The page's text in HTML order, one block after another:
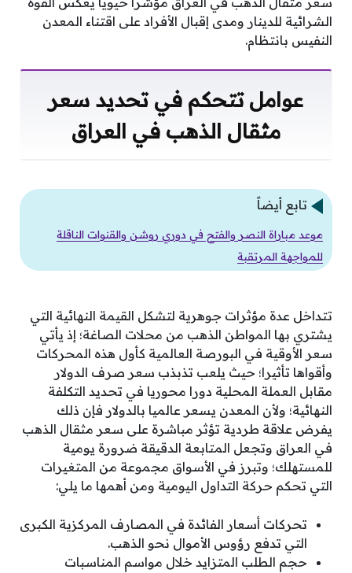
الشرائية للدينار ومدى إقبال الأفراد على اقتناء المعدن
النفيس بانتظام.
عوامل تتحكم في تحديد سعر
مثقال الذهب في العراق
تابع أيضاً
موعد مباراة النصر والفتح في دوري روشن والقنوات الناقلة
للمواجهة المرتقبة
تتداخل عدة مؤثرات جوهرية لتشكل القيمة النهائية التي
يشتري بها المواطن الذهب من محلات الصاغة؛ إذ يأتي
سعر الأوقية في البورصة العالمية كأول هذه المحركات
وأقواها تأثيرا؛ حيث يلعب تذبذب سعر صرف الدولار
مقابل العملة المحلية دورا محوريا في تحديد التكلفة
النهائية؛ ولأن المعدن يسعر عالميا بالدولار فإن ذلك
يفرض علاقة طردية تؤثر مباشرة على سعر مثقال الذهب
في العراق وتجعل المتابعة الدقيقة ضرورة يومية
للمستهلك؛ وتبرز في الأسواق مجموعة من المتغيرات
التي تحكم حركة التداول اليومية ومن أهمها ما يلي:
تحركات أسعار الفائدة في المصارف المركزية الكبرى
التي تدفع رؤوس الأموال نحو الذهب.
حجم الطلب المتزايد خلال مواسم المناسبات